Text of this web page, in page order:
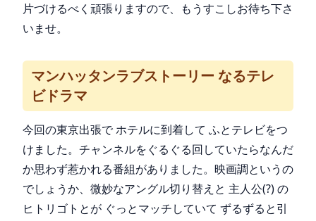
片づけるべく頑張りますので、もうすこしお待ち下さ
いませ。
マンハッタンラブストーリー なるテレ
ビドラマ
今回の東京出張で ホテルに到着して ふとテレビをつ
けました。チャンネルをぐるぐる回していたらなんだ
か思わず惹かれる番組がありました。映画調というの
でしょうか、微妙なアングル切り替えと 主人公(?) の
ヒトリゴトとが ぐっとマッチしていて ずるずると引